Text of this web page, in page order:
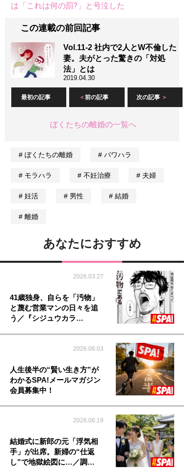
は「これは何の罰?」と号泣した
この連載の前回記事
Vol.11-2 社内で2人とW不倫した
妻。夫がとった驚きの「対処
法」とは
2019.04.30
最初の記事 前の記事 次の記事
ぼくたちの離婚の一覧へ
ぼくたちの離婚 パワハラ
モラハラ 不妊治療 夫婦
妊活 男性 結婚
離婚
あなたにおすすめ
2026.03.27
41歳独身、自らを「汚物」
と蔑む営業マンの日々を追
う／『シジュウカラ…
2026.06.03
人生後半の“賢い生き方”が
わかるSPA!メールマガジン
会員募集中！
2026.06.19
結婚式に新郎の元「浮気相
手」が出席。新婦の“仕返
し”で地獄絵図に…／調…